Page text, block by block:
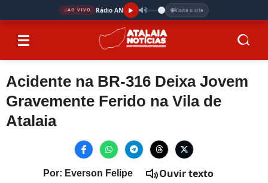
AO VIVO Rádio AN Visite o site
☰
Acidente na BR-316 Deixa Jovem
Gravemente Ferido na Vila de
Atalaia
Por: Everson Felipe
Ouvir texto